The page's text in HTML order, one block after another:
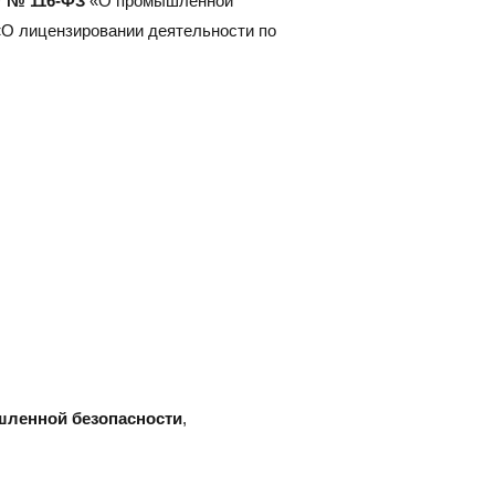
347-84-87 eco_nsk@srg-eco.ru
лицензировании деятельности по
безопасности,